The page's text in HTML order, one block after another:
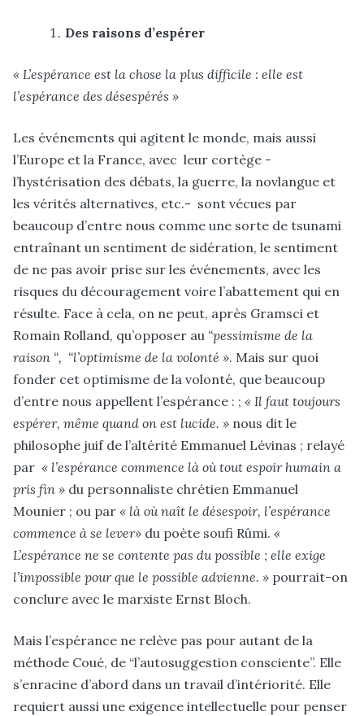
Des raisons d’espérer
« L’espérance est la chose la plus difficile : elle est
l’espérance des désespérés »
Les événements qui agitent le monde, mais aussi
l’Europe et la France, avec leur cortège -
l’hystérisation des débats, la guerre, la novlangue et
les vérités alternatives, etc.- sont vécues par
beaucoup d’entre nous comme une sorte de tsunami
entraînant un sentiment de sidération, le sentiment
de ne pas avoir prise sur les événements, avec les
risques du découragement voire l’abattement qui en
résulte. Face à cela, on ne peut, après Gramsci et
Romain Rolland, qu’opposer au “pessimisme de la
raison “, “l’optimisme de la volonté ». Mais sur quoi
fonder cet optimisme de la volonté, que beaucoup
d’entre nous appellent l’espérance : ; « Il faut toujours
espérer, même quand on est lucide. » nous dit le
philosophe juif de l’altérité Emmanuel Lévinas ; relayé
par « l’espérance commence là où tout espoir humain a
pris fin » du personnaliste chrétien Emmanuel
Mounier ; ou par « là où naît le désespoir, l’espérance
commence à se lever» du poète soufi Rûmi. «
L’espérance ne se contente pas du possible ; elle exige
l’impossible pour que le possible advienne. » pourrait-on
conclure avec le marxiste Ernst Bloch.
Mais l’espérance ne relève pas pour autant de la
méthode Coué, de “l’autosuggestion consciente”. Elle
s’enracine d’abord dans un travail d’intériorité. Elle
requiert aussi une exigence intellectuelle pour penser